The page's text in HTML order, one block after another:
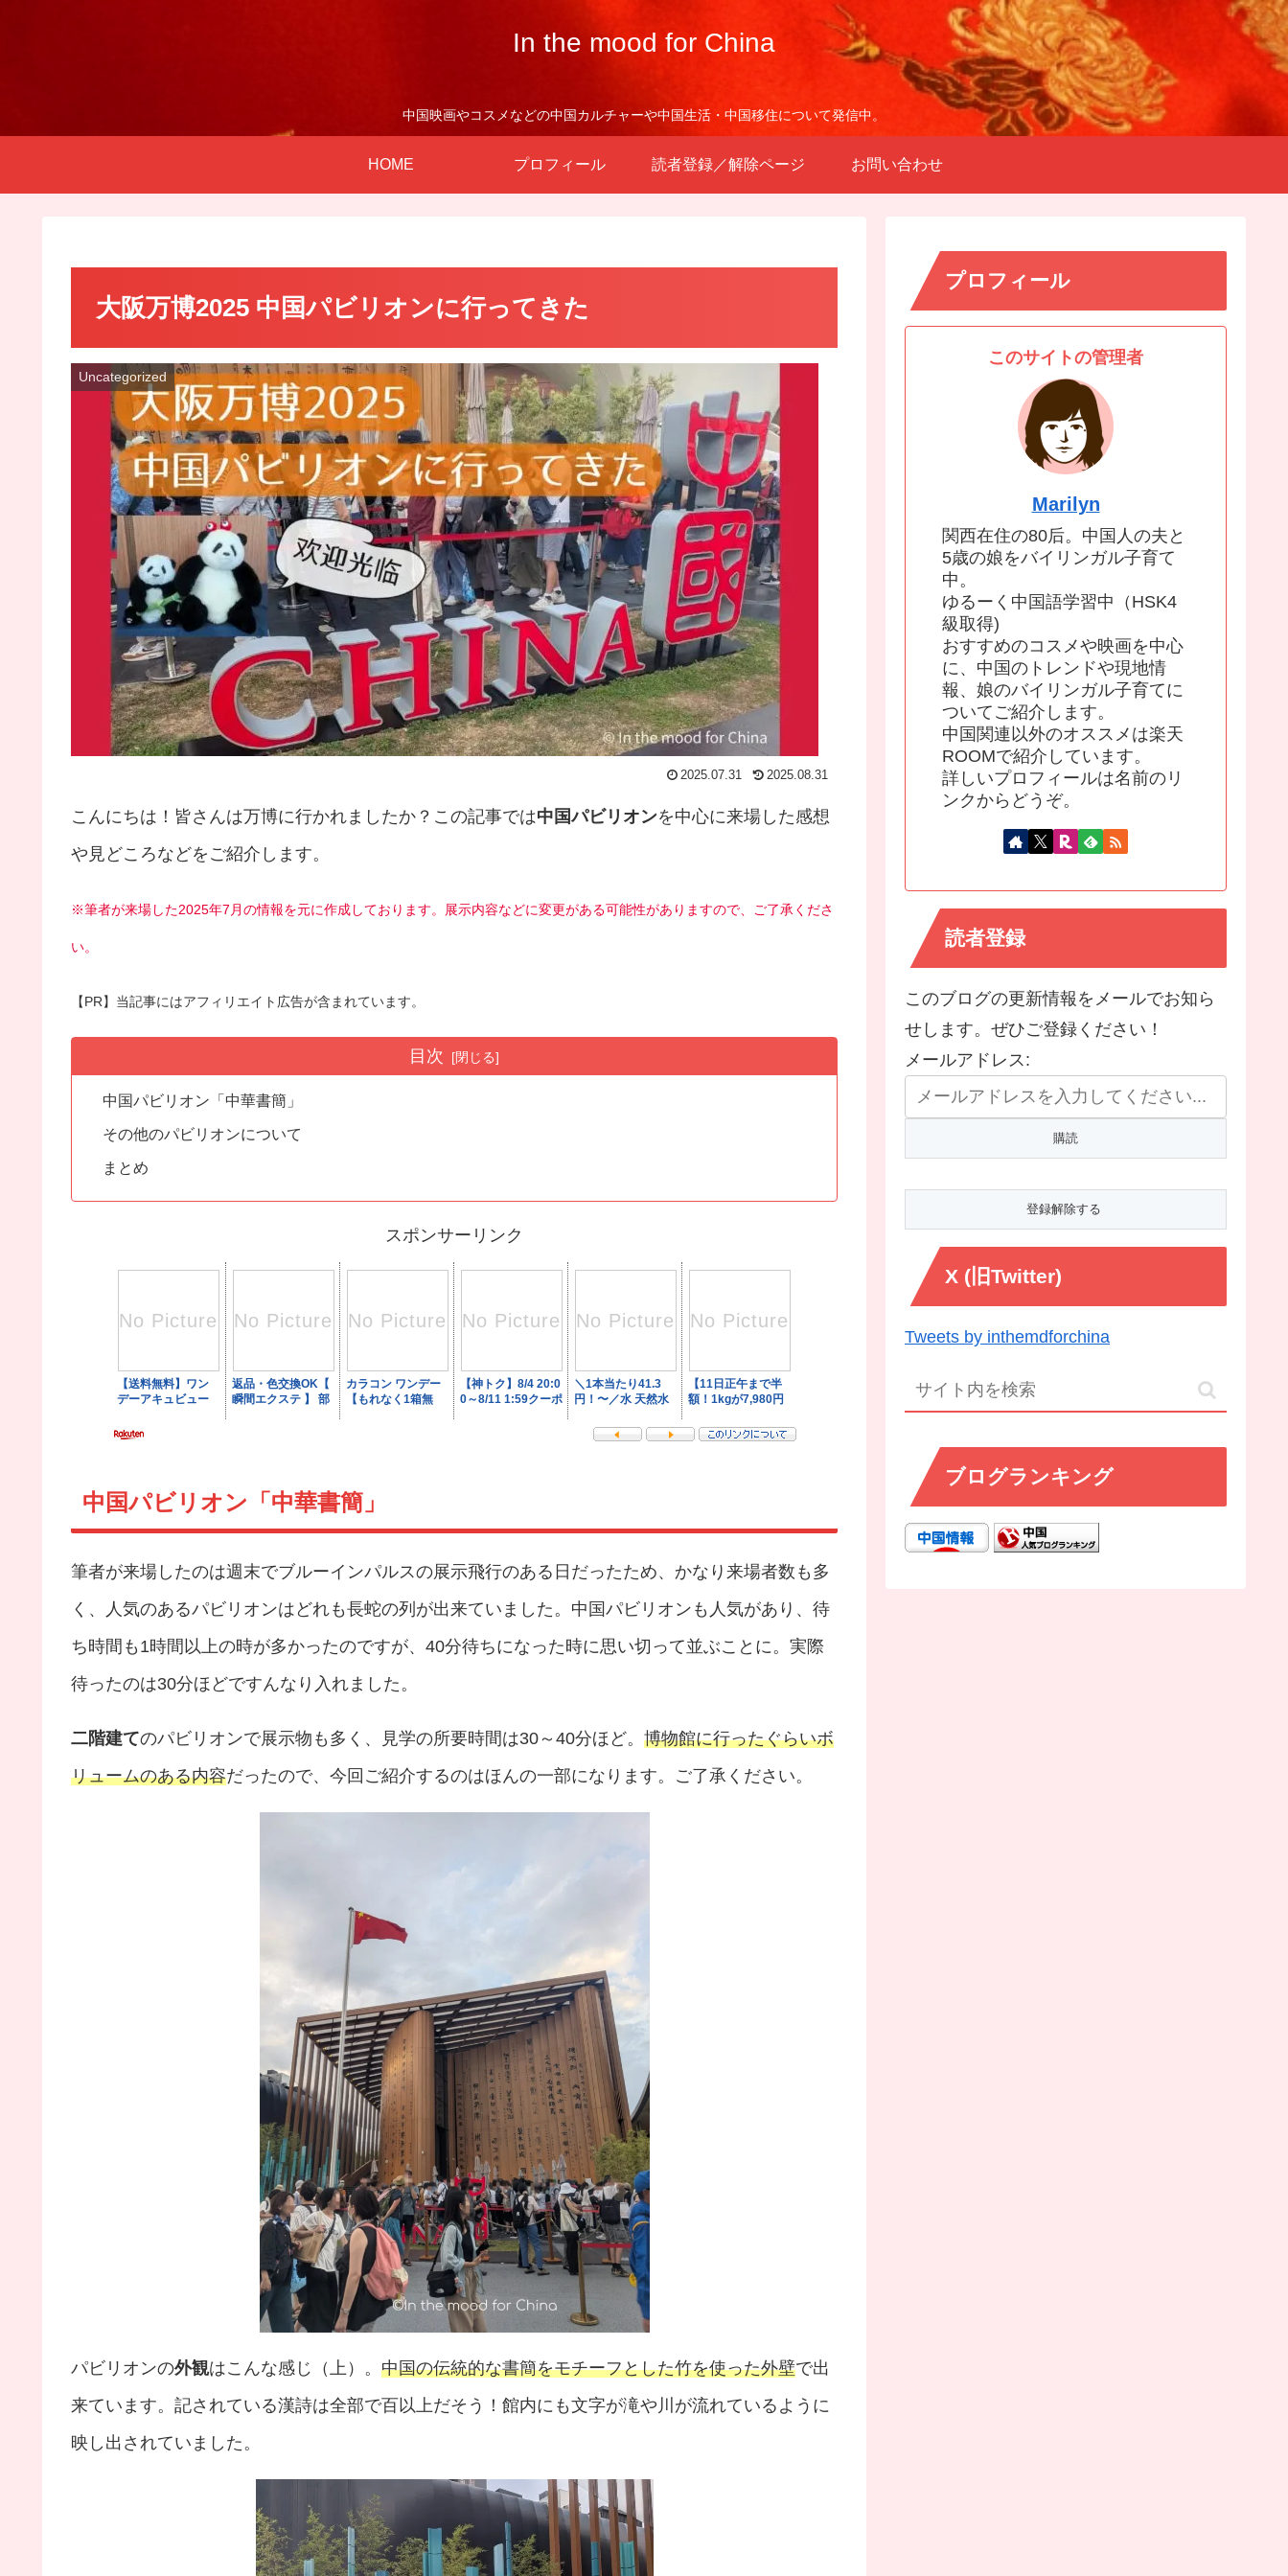
In the mood for China
中国映画やコスメなどの中国カルチャーや中国生活・中国移住について発信中。
HOME プロフィール 読者登録／解除ページ お問い合わせ
大阪万博2025 中国パビリオンに行ってきた
Uncategorized
2025.07.31 2025.08.31
こんにちは！皆さんは万博に行かれましたか？この記事では中国パビリオンを中心に来場した感想
や見どころなどをご紹介します。
※筆者が来場した2025年7月の情報を元に作成しております。展示内容などに変更がある可能性がありますので、ご了承くださ
い。
【PR】当記事にはアフィリエイト広告が含まれています。
目次
中国パビリオン「中華書簡」
その他のパビリオンについて
まとめ
スポンサーリンク
中国パビリオン「中華書簡」
筆者が来場したのは週末でブルーインパルスの展示飛行のある日だったため、かなり来場者数も多
く、人気のあるパビリオンはどれも長蛇の列が出来ていました。中国パビリオンも人気があり、待
ち時間も1時間以上の時が多かったのですが、40分待ちになった時に思い切って並ぶことに。実際
待ったのは30分ほどですんなり入れました。
二階建てのパビリオンで展示物も多く、見学の所要時間は30～40分ほど。 博物館に行ったぐらいボ
リュームのある内容だったので、今回ご紹介するのはほんの一部になります。ご了承ください。
パビリオンの外観はこんな感じ（上）。 中国の伝統的な書簡をモチーフとした竹を使った外壁で出
来ています。記されている漢詩は全部で百以上だそう！館内にも文字が滝や川が流れているように
映し出されていました。
プロフィール
このサイトの管理者
Marilyn
関西在住の80后。中国人の夫と
5歳の娘をバイリンガル子育て
中。
ゆるーく中国語学習中（HSK4
級取得)
おすすめのコスメや映画を中心
に、中国のトレンドや現地情
報、娘のバイリンガル子育てに
ついてご紹介します。
中国関連以外のオススメは楽天
ROOMで紹介しています。
詳しいプロフィールは名前のリ
ンクからどうぞ。
読者登録
このブログの更新情報をメールでお知ら
せします。ぜひご登録ください！
メールアドレス:
X (旧Twitter)
Tweets by inthemdforchina
ブログランキング